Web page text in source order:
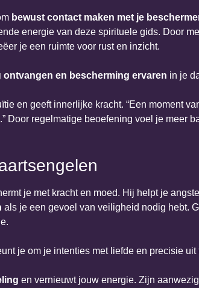
bewust contact maken met je
energie van deze spirituele gids. Door
je een ruimte voor rust en inzicht.
ontvangen en bescherming ervaren in je
en geeft innerlijke kracht. “Een moment
Door regelmatige beoefening voel je meer
je met kracht en moed. Hij helpt je
als je een gevoel van veiligheid nodig hebt.
je om je intenties met liefde en precisie uit
en vernieuwt jouw energie. Zijn